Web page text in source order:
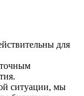
для
ситуации, мы